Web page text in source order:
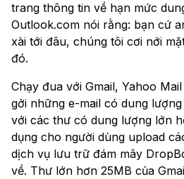
trang thông tin về hạn mức
Outlook.com nói rằng: bạn cứ
xài tới đâu, chúng tôi cơi nới
đó.
Chạy đua với Gmail, Yahoo
gởi những e-mail có dung
với các thư có dung lượng lớn
dụng cho người dùng upload
dịch vụ lưu trữ đám mây
về. Thư lớn hơn 25MB của